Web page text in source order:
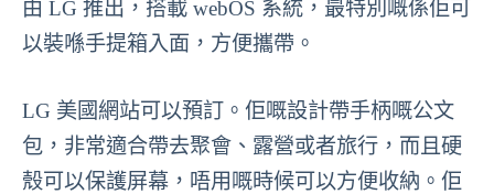
由 LG 推出，搭載 webOS 系統，最特別嘅係佢可
以裝喺手提箱入面，方便攜帶。
LG 美國網站可以預訂。佢嘅設計帶手柄嘅公文
包，非常適合帶去聚會、露營或者旅行，而且硬
殼可以保護屏幕，唔用嘅時候可以方便收納。佢